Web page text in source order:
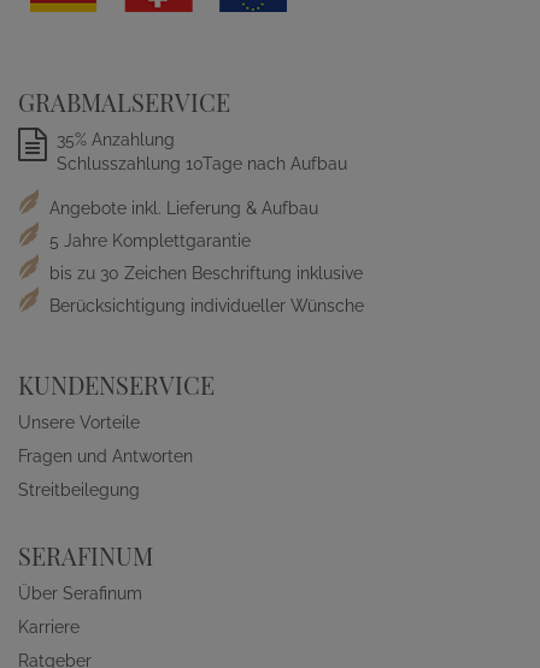
GRABMALSERVICE
35% Anzahlung
Schlusszahlung 10Tage nach Aufbau
Angebote inkl. Lieferung & Aufbau
5 Jahre Komplettgarantie
bis zu 30 Zeichen Beschriftung inklusive
Berücksichtigung individueller Wünsche
KUNDENSERVICE
Unsere Vorteile
Fragen und Antworten
Streitbeilegung
SERAFINUM
Über Serafinum
Karriere
Ratgeber